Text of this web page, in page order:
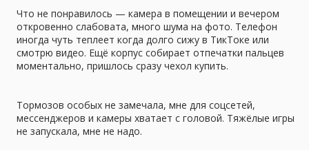
Что не понравилось — камера в помещении и вечером
откровенно слабовата, много шума на фото. Телефон
иногда чуть теплеет когда долго сижу в ТикТоке или
смотрю видео. Ещё корпус собирает отпечатки пальцев
моментально, пришлось сразу чехол купить.
Тормозов особых не замечала, мне для соцсетей,
мессенджеров и камеры хватает с головой. Тяжёлые игры
не запускала, мне не надо.